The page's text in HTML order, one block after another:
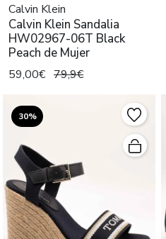
Calvin Klein
Calvin Klein Sandalia
HW02967-06T Black
Peach de Mujer
59,00€ 79,9€
30%